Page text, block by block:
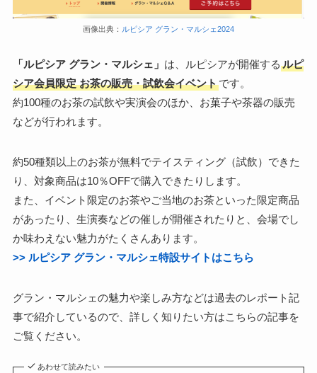
画像出典： ルピシア グラン・マルシェ2024
「ルピシア グラン・マルシェ」 は、ルピシアが開催する ルピ
シア会員限定 お茶の販売・試飲会イベントです。
約100種のお茶の試飲や実演会のほか、お菓子や茶器の販売
などが行われます。
約50種類以上のお茶が無料でテイスティング（試飲）できた
り、対象商品は10％OFFで購入できたりします。
また、イベント限定のお茶やご当地のお茶といった限定商品
があったり、生演奏などの催しが開催されたりと、会場でし
か味わえない魅力がたくさんあります。
>> ルピシア グラン・マルシェ特設サイトはこちら
グラン・マルシェの魅力や楽しみ方などは過去のレポート記
事で紹介しているので、詳しく知りたい方はこちらの記事を
ご覧ください。
あわせて読みたい